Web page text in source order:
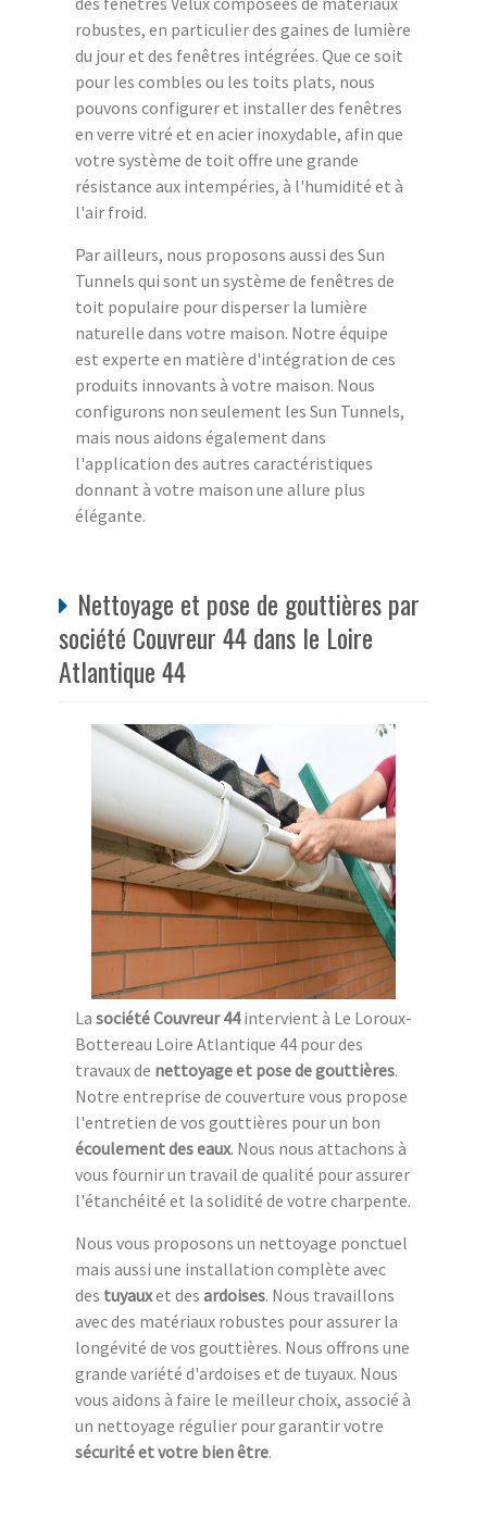
robustes, en particulier des gaines de lumière
du jour et des fenêtres intégrées. Que ce soit
pour les combles ou les toits plats, nous
pouvons configurer et installer des fenêtres
en verre vitré et en acier inoxydable, afin que
votre système de toit offre une grande
résistance aux intempéries, à l'humidité et à
l'air froid.
Par ailleurs, nous proposons aussi des Sun
Tunnels qui sont un système de fenêtres de
toit populaire pour disperser la lumière
naturelle dans votre maison. Notre équipe
est experte en matière d'intégration de ces
produits innovants à votre maison. Nous
configurons non seulement les Sun Tunnels,
mais nous aidons également dans
l'application des autres caractéristiques
donnant à votre maison une allure plus
élégante.
Nettoyage et pose de gouttières par
société Couvreur 44 dans le Loire
Atlantique 44
La société Couvreur 44intervient à Le Loroux-
Bottereau Loire Atlantique 44 pour des
travaux de nettoyage et pose de gouttières.
Notre entreprise de couverture vous propose
l'entretien de vos gouttières pour un bon
écoulement des eaux. Nous nous attachons à
vous fournir un travail de qualité pour assurer
l'étanchéité et la solidité de votre charpente.
Nous vous proposons un nettoyage ponctuel
mais aussi une installation complète avec
des tuyauxet des ardoises. Nous travaillons
avec des matériaux robustes pour assurer la
longévité de vos gouttières. Nous offrons une
grande variété d'ardoises et de tuyaux. Nous
vous aidons à faire le meilleur choix, associé à
un nettoyage régulier pour garantir votre
sécurité et votre bien être.